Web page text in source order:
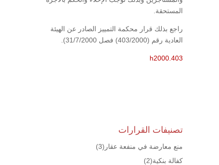
المستحقة.
راجع بذلك قرار محكمة التمييز الصادر عن الهيئة
العادية رقم (403/2000) فصل 31/7/2000).
h2000.403
تصنيفات القرارات
منع معارضة في منفعة عقار (3)
كفالة بنكية(2)